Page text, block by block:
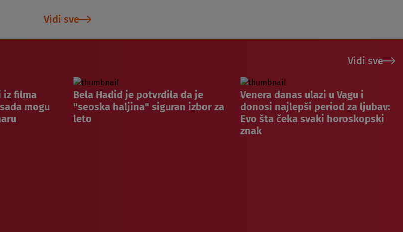
Vidi sve
Vidi sve
iz filma
mogu
Bela Hadid je potvrdila da je
"seoska haljina" siguran izbor za
leto
Venera danas ulazi u Vagu i
donosi najlepši period za ljubav:
Evo šta čeka svaki horoskopski
znak